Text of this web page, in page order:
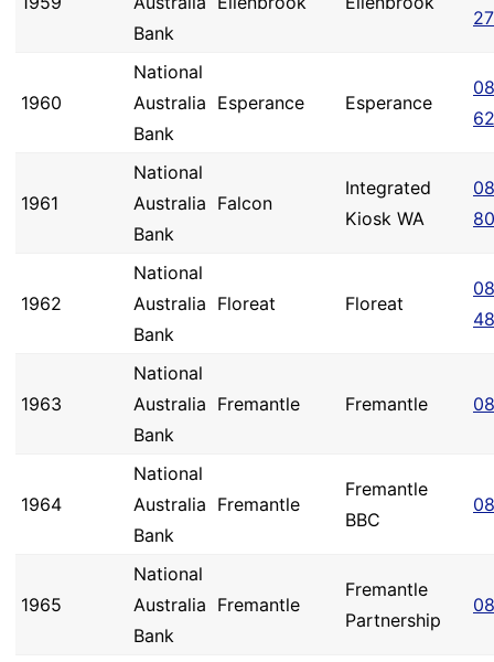
Bank
1960
National
Australia
Bank
Esperance Esperance
1961
National
Australia
Bank
Falcon
Integrated
Kiosk WA
1962
National
Australia
Bank
Floreat Floreat
1963
National
Australia
Bank
Fremantle Fremantle
1964
National
Australia
Bank
Fremantle
Fremantle
BBC
1965
National
Australia
Bank
Fremantle
Fremantle
Partnership